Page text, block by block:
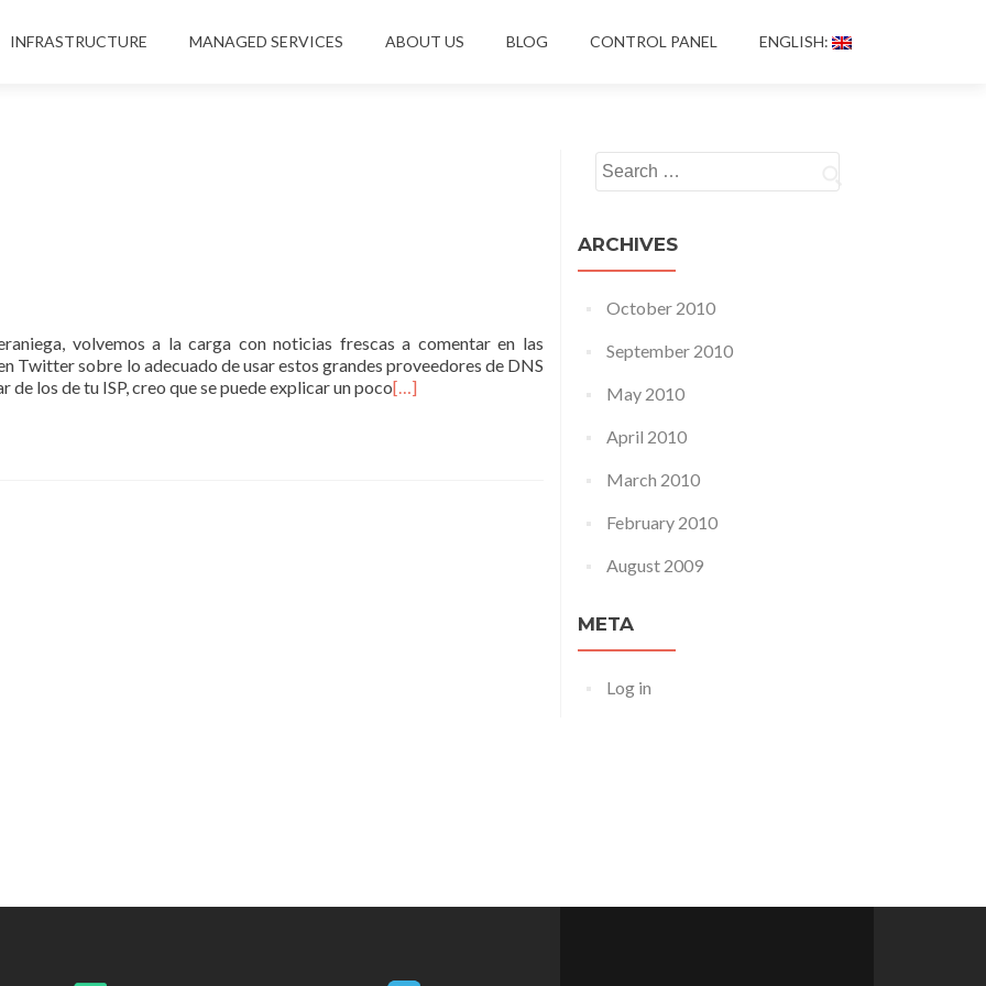
INFRASTRUCTURE MANAGED SERVICES ABOUT US BLOG CONTROL PANEL ENGLISH:
volvemos a la carga con noticias frescas a comentar en las
Twitter sobre lo adecuado de usar estos grandes proveedores de DNS
los de tu ISP, creo que se puede explicar un poco[…]
Search for:
ARCHIVES
October 2010
September 2010
May 2010
April 2010
March 2010
February 2010
August 2009
META
Log in